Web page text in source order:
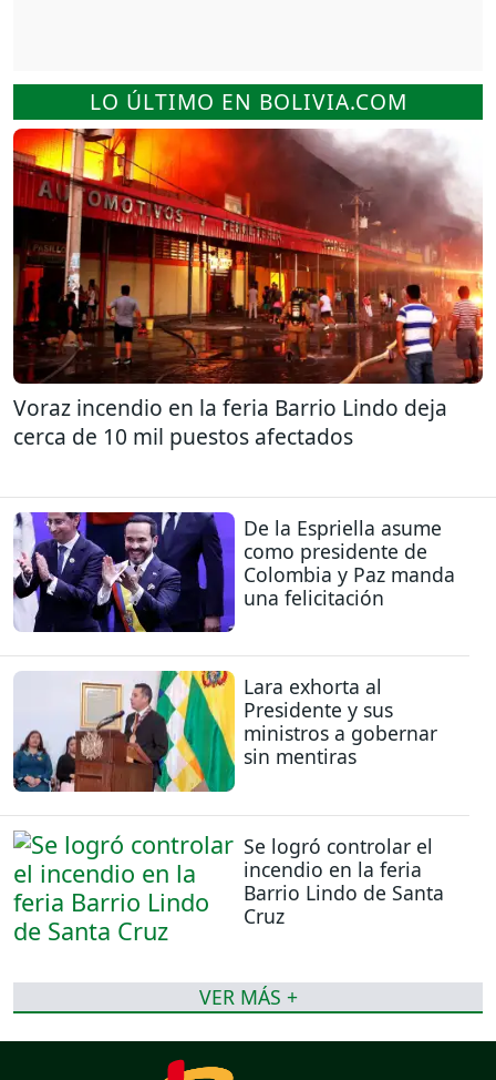
LO ÚLTIMO EN BOLIVIA.COM
Voraz incendio en la feria Barrio Lindo deja
cerca de 10 mil puestos afectados
De la Espriella asume
como presidente de
Colombia y Paz manda
una felicitación
Lara exhorta al
Presidente y sus
ministros a gobernar
sin mentiras
Se logró controlar el
incendio en la feria
Barrio Lindo de Santa
Cruz
VER MÁS +